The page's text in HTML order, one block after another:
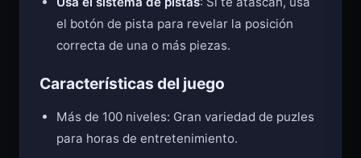
el botón de pista para revelar la posición
correcta de una o más piezas.
Características del juego
Más de 100 niveles: Gran variedad de puzles
para horas de entretenimiento.